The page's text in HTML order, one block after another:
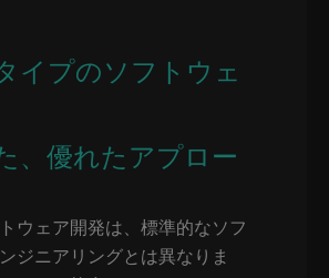
イプのソフトウェ
、優れたアプロー
ウェア開発は、標準的なソフ
ジニアリングとは異なりま